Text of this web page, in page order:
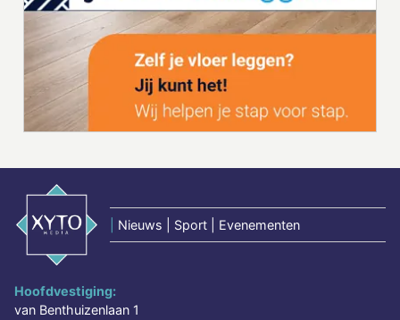
Nieuws | Sport | Evenementen
Hoofdvestiging:
van Benthuizenlaan 1